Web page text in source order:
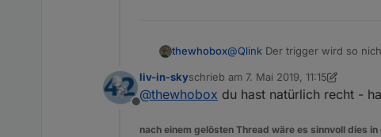
thewhobox@Qlink Der trigger wird so
Aber keine IF Frage.
Also als trigger nur die
Offline
liv-in-skyschrieb am 7. Mai 2019, 11:15
zuletzt editiert von liv-in-sky5. Juli
@thewhobox du hast natürlich recht -
nach einem gelösten Thread wäre es sinnvoll dies